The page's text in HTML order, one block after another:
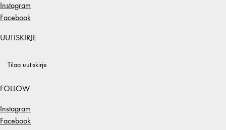
Instagram
Facebook
UUTISKIRJE
Tilaa uutiskirje
FOLLOW
Instagram
Facebook